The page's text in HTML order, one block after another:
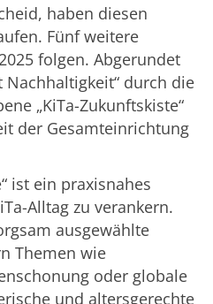
haben diesen
Fünf weitere
folgen. Abgerundet
Nachhaltigkeit“ durch die
„KiTa-Zukunftskiste“
der Gesamteinrichtung
ist ein praxisnahes
Alltag zu verankern.
ausgewählte
Themen wie
oder globale
und altersgerechte